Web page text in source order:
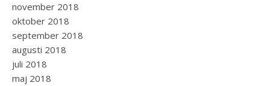
november 2018
oktober 2018
september 2018
augusti 2018
juli 2018
maj 2018